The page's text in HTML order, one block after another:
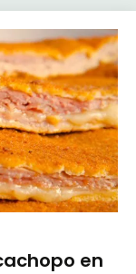
en